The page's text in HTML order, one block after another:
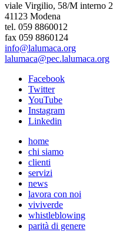
viale Virgilio, 58/M interno 2
41123 Modena
tel. 059 8860012
fax 059 8860124
info@lalumaca.org
lalumaca@pec.lalumaca.org
Facebook
Twitter
YouTube
Instagram
Linkedin
home
chi siamo
clienti
servizi
news
lavora con noi
viviverde
whistleblowing
parità di genere